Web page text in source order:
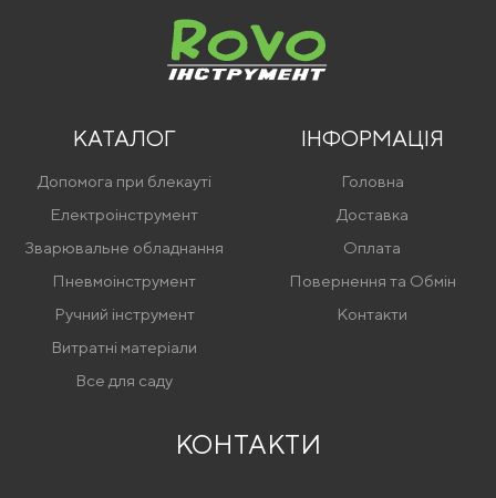
КАТАЛОГ
Допомога при блекауті
Електроінструмент
Зварювальне обладнання
Пневмоінструмент
Ручний інструмент
Витратні матеріали
Все для саду
ІНФОРМАЦІЯ
Головна
Доставка
Оплата
Повернення та Обмін
Контакти
КОНТАКТИ